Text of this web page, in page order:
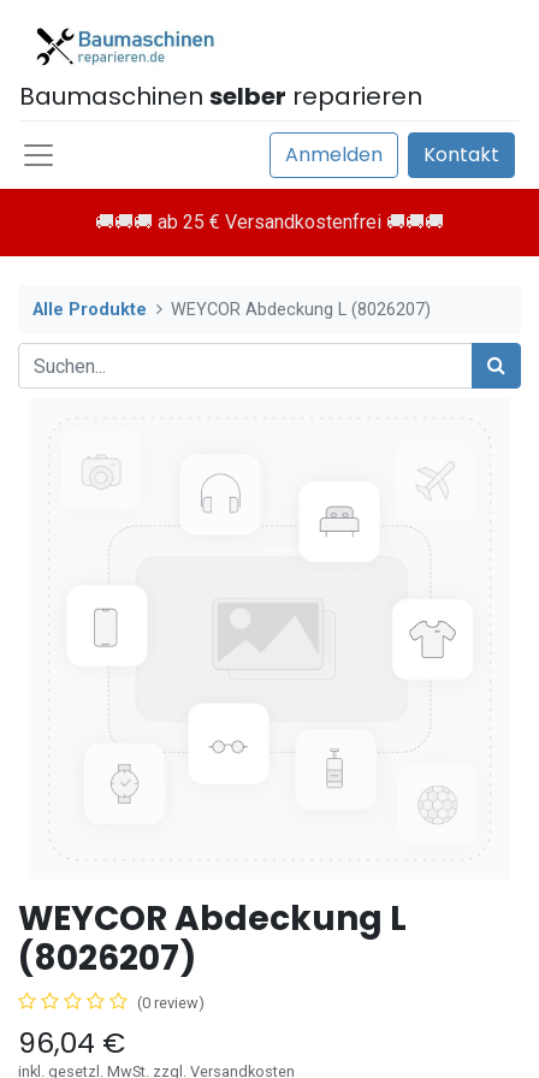
Baumaschinen selber reparieren
Anmelden Kontakt
🚚🚚🚚 ab 25 € Versandkostenfrei 🚚🚚🚚
Alle Produkte WEYCOR Abdeckung L (8026207)
WEYCOR Abdeckung L
(8026207)
(0 review)
96,04 €
inkl. gesetzl. MwSt. zzgl. Versandkosten